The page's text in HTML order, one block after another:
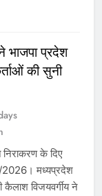
भाजपा प्रदेश
की सुनी
के दिए
2026। मध्यप्रदेश
विजयवर्गीय ने